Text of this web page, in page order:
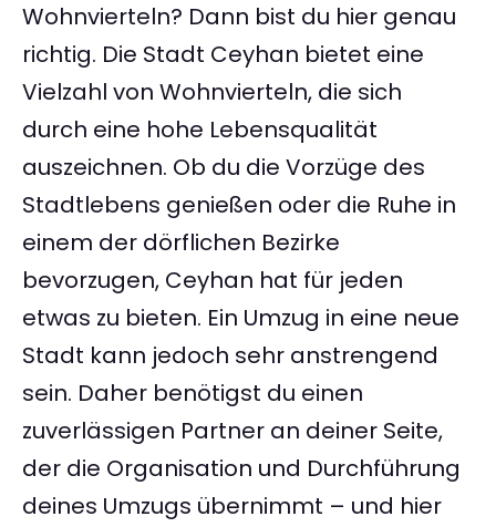
Wohnvierteln? Dann bist du hier genau
richtig. Die Stadt Ceyhan bietet eine
Vielzahl von Wohnvierteln, die sich
durch eine hohe Lebensqualität
auszeichnen. Ob du die Vorzüge des
Stadtlebens genießen oder die Ruhe in
einem der dörflichen Bezirke
bevorzugen, Ceyhan hat für jeden
etwas zu bieten. Ein Umzug in eine neue
Stadt kann jedoch sehr anstrengend
sein. Daher benötigst du einen
zuverlässigen Partner an deiner Seite,
der die Organisation und Durchführung
deines Umzugs übernimmt – und hier